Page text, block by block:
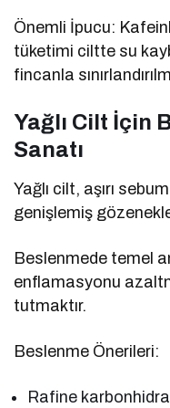
Önemli İpucu:
tüketimi ciltte su
fincanla
Yağlı Cilt İçin
Sanatı
Yağlı cilt, aşırı
genişlemiş
Beslenmede temel
enflamasyonu
tutmaktır.
Beslenme Önerileri:
Rafine